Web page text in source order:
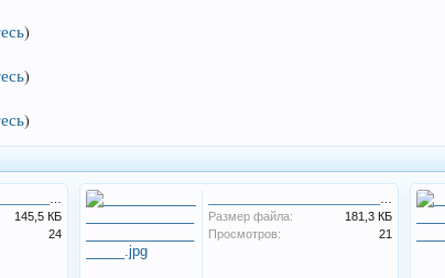
)
)
)
145,5 КБ
24
Размер файла:
181,3 КБ
Просмотров:
21